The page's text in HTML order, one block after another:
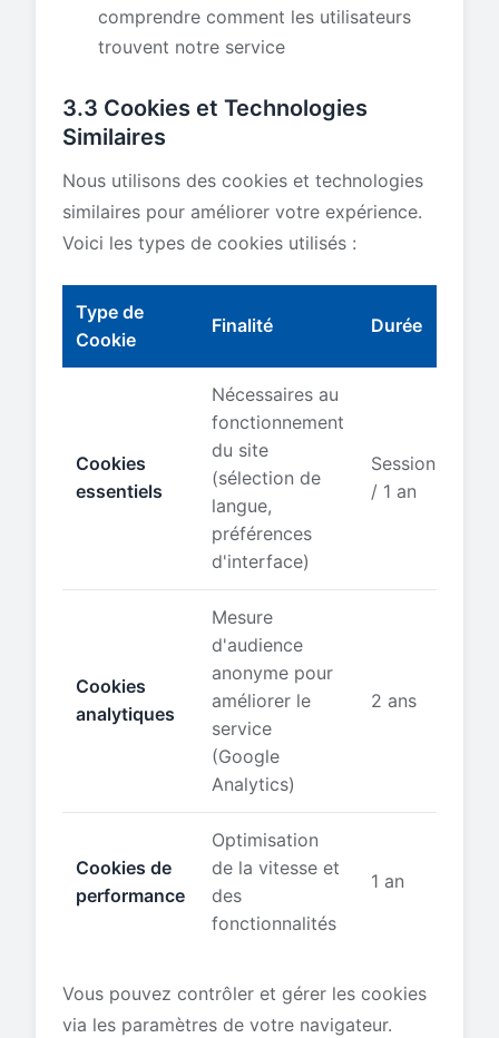
comprendre comment les utilisateurs
trouvent notre service
3.3 Cookies et Technologies
Similaires
Nous utilisons des cookies et technologies
similaires pour améliorer votre expérience.
Voici les types de cookies utilisés :
Type de
Cookie
Finalité Durée
Cookies
essentiels
Nécessaires au
fonctionnement
du site
(sélection de
langue,
préférences
d'interface)
Session
/ 1 an
Cookies
analytiques
Mesure
d'audience
anonyme pour
améliorer le
service
(Google
Analytics)
2 ans
Cookies de
performance
Optimisation
de la vitesse et
des
fonctionnalités
1 an
Vous pouvez contrôler et gérer les cookies
via les paramètres de votre navigateur.